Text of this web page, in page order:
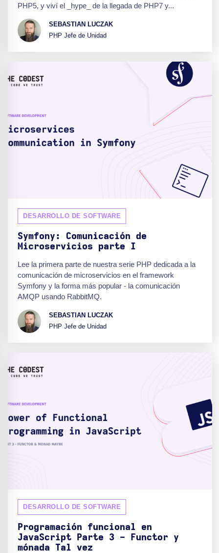
PHP5, y viví el _hype_ de la llegada de PHP7 y...
SEBASTIAN LUCZAK
PHP Jefe de Unidad
DESARROLLO DE SOFTWARE
Symfony: Comunicación de
Microservicios parte I
Lee la primera parte de nuestra serie PHP dedicada a la
comunicación de microservicios en el framework
Symfony y la forma más popular - la comunicación
AMQP usando RabbitMQ.
SEBASTIAN LUCZAK
PHP Jefe de Unidad
DESARROLLO DE SOFTWARE
Programación funcional en
JavaScript Parte 3 - Functor y
mónada Tal vez